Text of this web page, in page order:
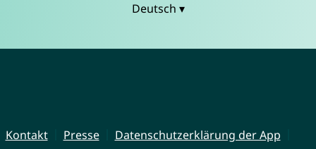
Deutsch ▾
Kontakt Presse
Datenschutzerklärung der App